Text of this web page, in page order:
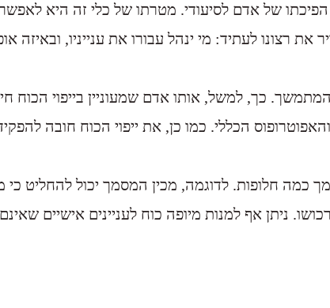
של אדם לסיעודי. מטרתו של כלי זה היא
רצונו לעתיד: מי ינהל עבורו את ענייניו, ובאיזה
כך, למשל, אותו אדם שמעוניין בייפוי הכוח
הכללי. כמו כן, את ייפוי הכוח חובה
כמה חלופות. לדוגמה, מכין המסמך יכול להחליט כי
ניתן אף למנות מיופה כוח לעניינים אישיים